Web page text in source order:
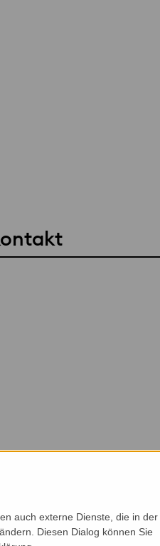
auch externe Dienste, die in der
Diesen Dialog können Sie